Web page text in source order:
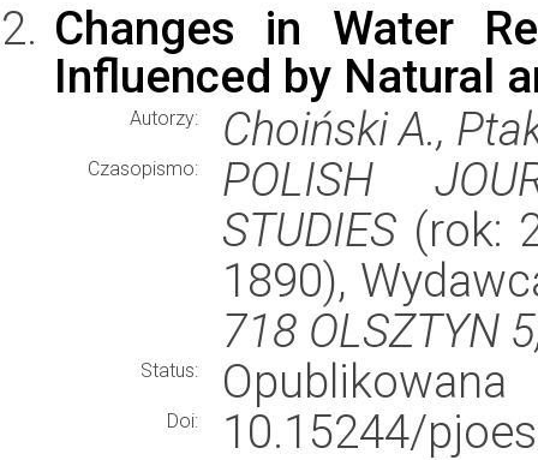
Changes in Water
Influenced by Natural
Autorzy: Choiński A.,
Czasopismo:
POLISH
STUDIES (rok:
1890),
718 OLSZTYN
Status: Opublikowana
Doi:
10.15244/